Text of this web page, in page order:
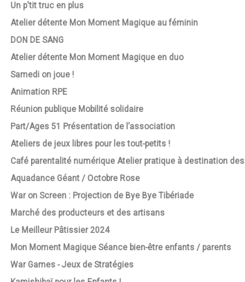
Un p'tit truc en plus
Atelier détente Mon Moment Magique au féminin
DON DE SANG
Atelier détente Mon Moment Magique en duo
Samedi on joue !
Animation RPE
Réunion publique Mobilité solidaire
Part/Ages 51 Présentation de l’association
Ateliers de jeux libres pour les tout-petits !
Café parentalité numérique Atelier pratique à destination
Aquadance Géant / Octobre Rose
War on Screen : Projection de Bye Bye Tibériade
Marché des producteurs et des artisans
Le Meilleur Pâtissier 2024
Mon Moment Magique Séance bien-être enfants / parents
War Games - Jeux de Stratégies